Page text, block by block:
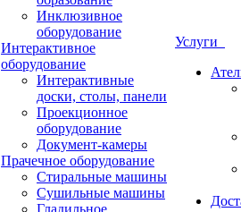
Инклюзивное
оборудование
Интерактивное
оборудование
Интерактивные
доски, столы, панели
Проекционное
оборудование
Документ-камеры
Прачечное оборудование
Стиральные машины
Сушильные машины
Гладильное
Услуги